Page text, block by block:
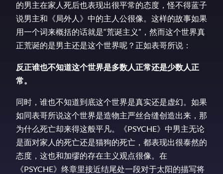
的男主在家人死后也表现出很平常的态度，怪不得蓝子
说男主和《局外人》中的主人公很像。这样的故事如果
用一个词来概括的话就是“荒诞主义”，然而这个世界真
正荒诞的是男主还是这个世界呢？正如表哥所说：
反正谁也不知道这个世界是多数人正常还是少数人正
常。
同时，谁也不知道到底这个世界是真实还是虚幻。如果
如同表哥所说这个世界是造物主严丝合缝创造出来，那
为什么死亡却来得这般平凡。《PSYCHE》中男主无论
是面对家人的死亡还是猫狗的死亡，都表现出很泰然的
态度，这也和加缪的存在主义观点很像。在
《PSYCHE》终章里接近结尾处一段对于太阳的描写将